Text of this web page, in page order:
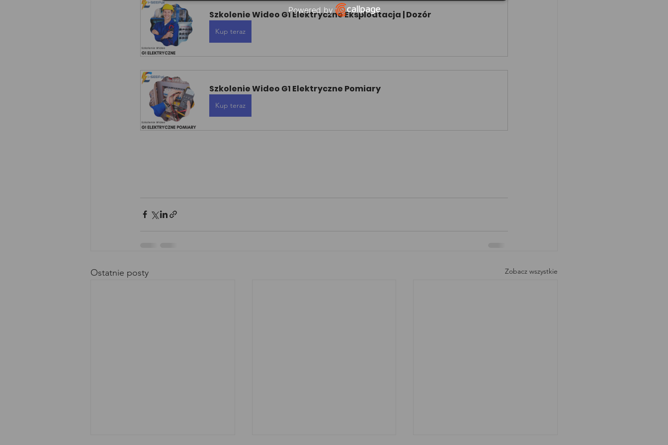
Szkolenie Wideo G1 Elektryczne Eksploatacja | Dozór
Kup teraz
Szkolenie Wideo G1 Elektryczne Pomiary
Kup teraz
Ostatnie posty Zobacz wszystkie
Powered by
Open link in new window